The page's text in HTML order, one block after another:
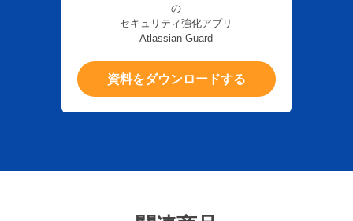
の
セキュリティ強化アプリ
Atlassian Guard
資料をダウンロードする